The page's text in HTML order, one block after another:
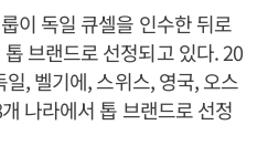
이 독일 큐셀을 인수한 뒤로
브랜드로 선정되고 있다. 20
, 벨기에, 스위스, 영국, 오스
나라에서 톱 브랜드로 선정